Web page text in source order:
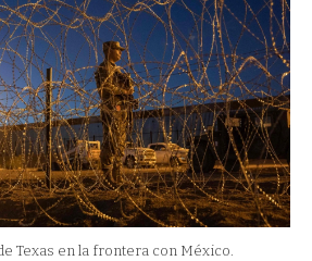
Texas en la frontera con México.